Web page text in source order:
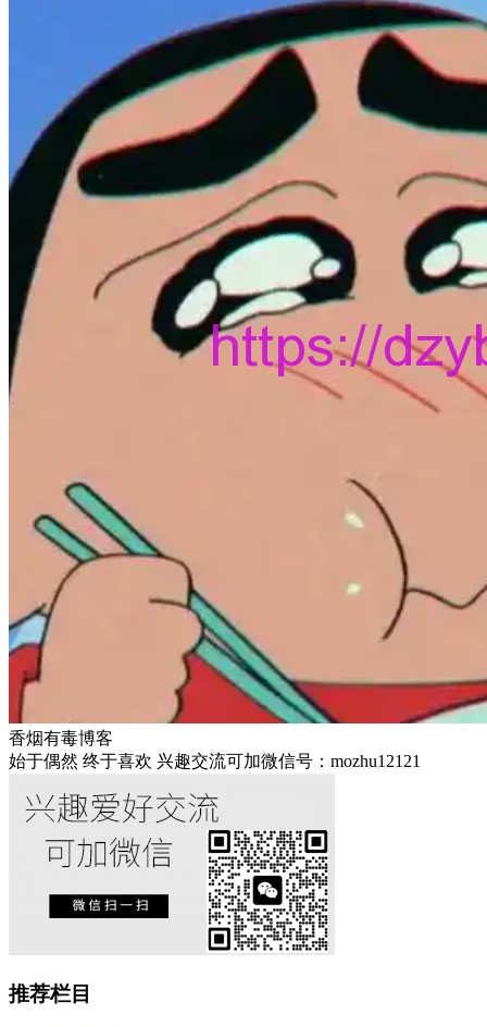
香烟有毒博客
始于偶然 终于喜欢 兴趣交流可加微信号：mozhu12121
推荐栏目